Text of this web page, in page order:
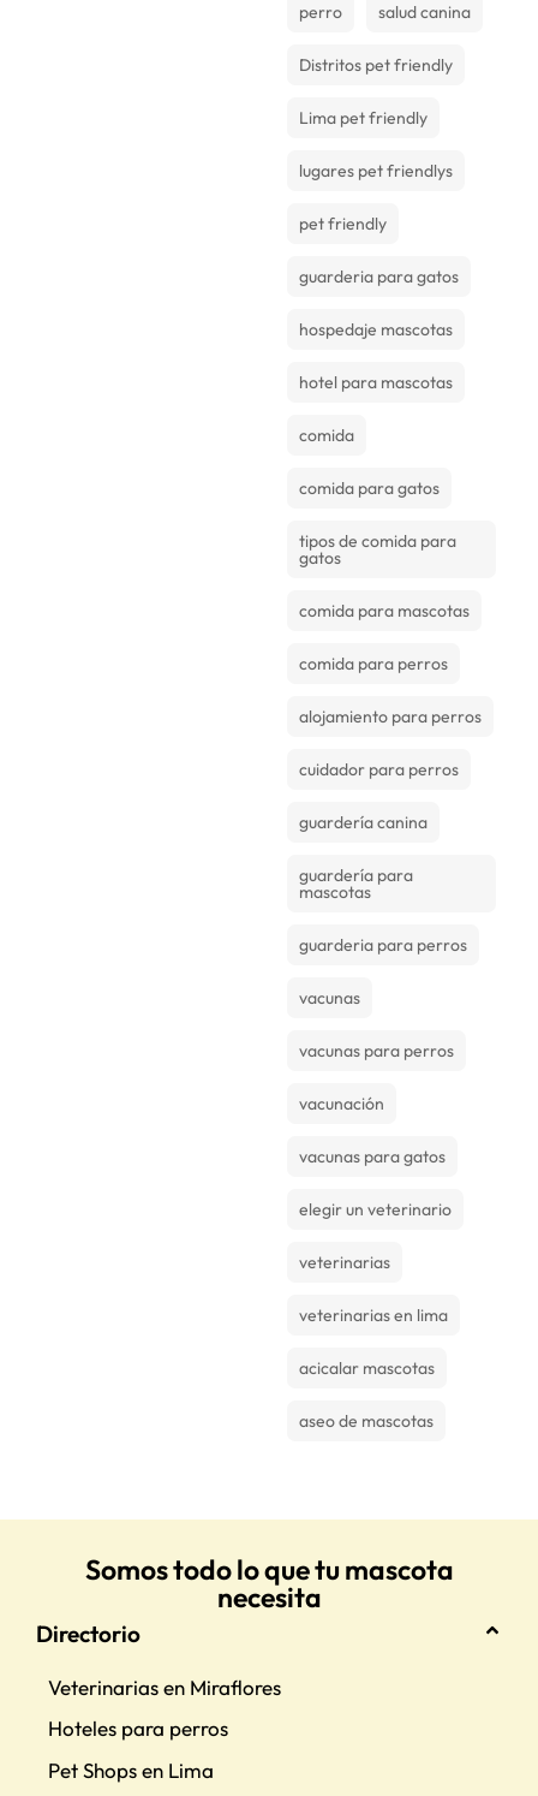
perro salud canina
Distritos pet friendly
Lima pet friendly
lugares pet friendlys
pet friendly
guarderia para gatos
hospedaje mascotas
hotel para mascotas
comida
comida para gatos
tipos de comida para
gatos
comida para mascotas
comida para perros
alojamiento para perros
cuidador para perros
guardería canina
guardería para
mascotas
guarderia para perros
vacunas
vacunas para perros
vacunación
vacunas para gatos
elegir un veterinario
veterinarias
veterinarias en lima
acicalar mascotas
aseo de mascotas
Somos todo lo que tu mascota
necesita
Directorio
Veterinarias en Miraflores
Hoteles para perros
Pet Shops en Lima